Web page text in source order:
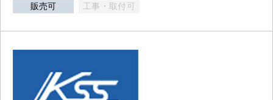
販売可 工事・取付可